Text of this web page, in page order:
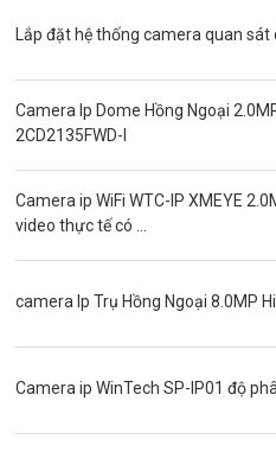
Độ phân giải 3.0MP
Camera CVI WinTech
Camera ngụy trang
Đầu ghi camera ip
Giới thiệu
Lắp đặt hệ thống camera quan
Camera Ip Dome Hồng Ngoại
2CD2135FWD-I
Camera ip WiFi WTC-IP XMEYE
video thực tế có ...
camera Ip Trụ Hồng Ngoại 8.0MP
Camera ip WinTech SP-IP01 độ